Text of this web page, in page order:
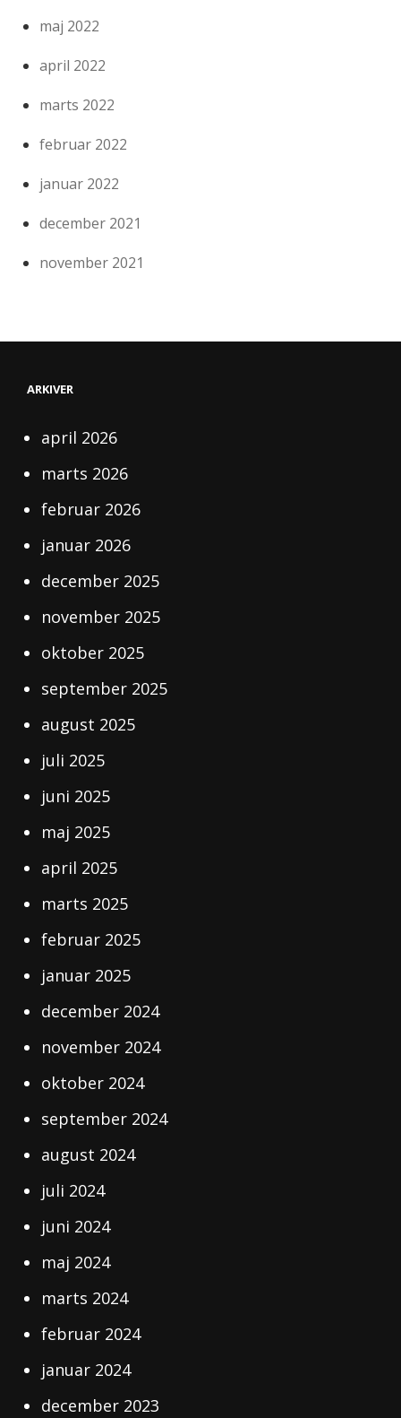
maj 2022
april 2022
marts 2022
februar 2022
januar 2022
december 2021
november 2021
ARKIVER
april 2026
marts 2026
februar 2026
januar 2026
december 2025
november 2025
oktober 2025
september 2025
august 2025
juli 2025
juni 2025
maj 2025
april 2025
marts 2025
februar 2025
januar 2025
december 2024
november 2024
oktober 2024
september 2024
august 2024
juli 2024
juni 2024
maj 2024
marts 2024
februar 2024
januar 2024
december 2023